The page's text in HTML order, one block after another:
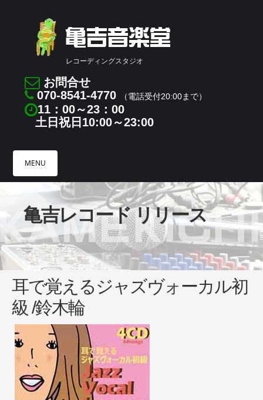
レコーディングスタジオ
お問合せ
070-8541-4770
（電話受付20:00まで）
11：00～23：00
土日祝日10:00～23:00
MENU
レコーディングスタジ
オ
亀吉レコード
スタジオ一棟貸し
AUDIO
ABOUT US
LESSON
ＣＤショップ
よくあるご質問
予約
亀吉レコード リリース
耳で覚えるジャズヴォーカル初
級 /鈴木輪